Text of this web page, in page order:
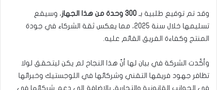
وقد تم توقيع طلبية بـ 300 وحدة من هذا الجهاز
، وسيقع
تسليمها خلال سنة 2025، مما يعكس ثقة الشركاء في جودة
المنتج وكفاءة الفريق القائم عليه.
وأكّدت الشركة في بيان لها أنّ هذا النجاح لم يكن ليتحقق لولا
تظافر جهود فريقها التقني وشركائها في اللوجستيك وخبرائها
في الجوانب القانونية والتجارية، بالإضافة إلى دعم شركائها في